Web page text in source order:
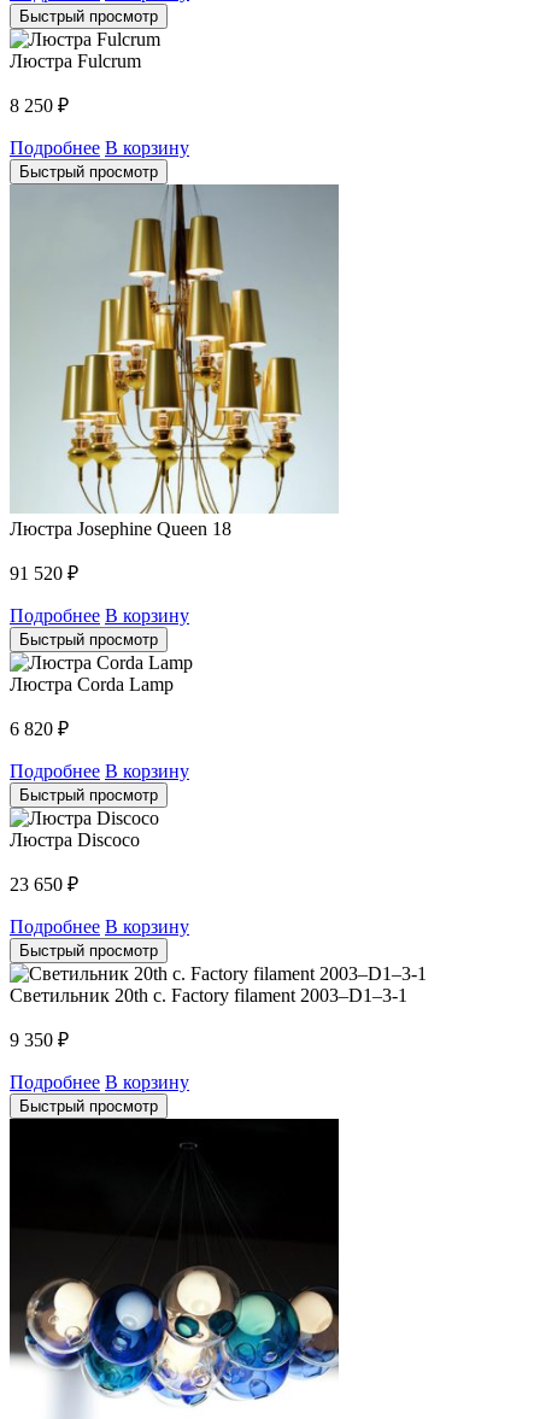
Быстрый просмотр
Люстра Fulcrum
8 250 ₽
Подробнее В корзину
Быстрый просмотр
Люстра Josephine Queen 18
91 520 ₽
Подробнее В корзину
Быстрый просмотр
Люстра Corda Lamp
6 820 ₽
Подробнее В корзину
Быстрый просмотр
Люстра Discoco
23 650 ₽
Подробнее В корзину
Быстрый просмотр
Светильник 20th c. Factory filament 2003–D1–3-1
9 350 ₽
Подробнее В корзину
Быстрый просмотр